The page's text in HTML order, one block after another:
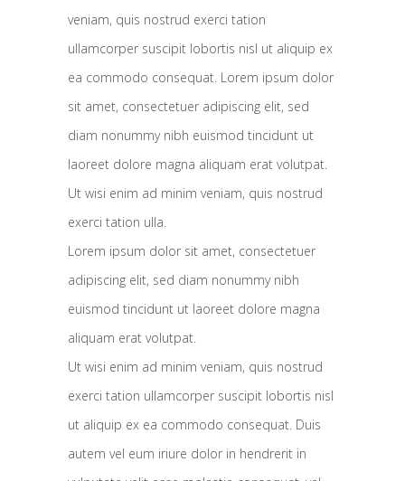
veniam, quis nostrud exerci tation
ullamcorper suscipit lobortis nisl ut aliquip ex
ea commodo consequat. Lorem ipsum dolor
sit amet, consectetuer adipiscing elit, sed
diam nonummy nibh euismod tincidunt ut
laoreet dolore magna aliquam erat volutpat.
Ut wisi enim ad minim veniam, quis nostrud
exerci tation ulla.
Lorem ipsum dolor sit amet, consectetuer
adipiscing elit, sed diam nonummy nibh
euismod tincidunt ut laoreet dolore magna
aliquam erat volutpat.
Ut wisi enim ad minim veniam, quis nostrud
exerci tation ullamcorper suscipit lobortis nisl
ut aliquip ex ea commodo consequat. Duis
autem vel eum iriure dolor in hendrerit in